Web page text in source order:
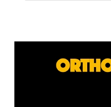
Barra
primaria